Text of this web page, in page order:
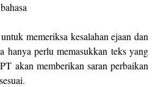
memeriksa kesalahan ejaan dan
hanya perlu memasukkan teks yang
akan memberikan saran perbaikan